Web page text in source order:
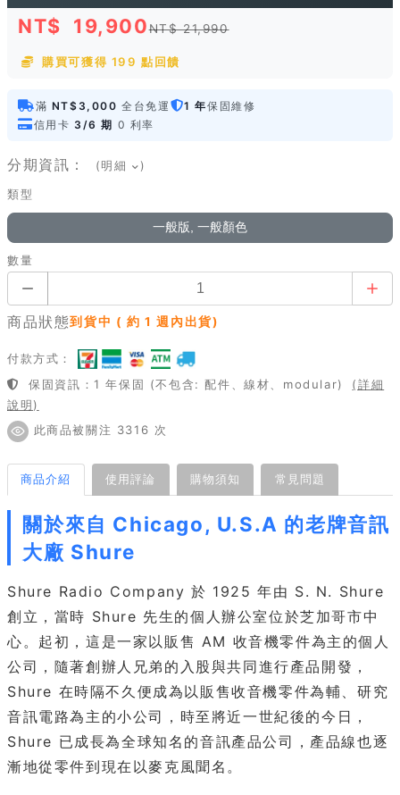
NT$ 19,900NT$ 21,990
購買可獲得 199 點回饋
滿 NT$3,000 全台免運 1 年保固維修
信用卡 3/6 期 0 利率
分期資訊： (明細 )
類型
一般版, 一般顏色
數量
商品狀態到貨中 ( 約 1 週內出貨)
付款方式：
保固資訊：1 年保固 (不包含: 配件、線材、modular)
(詳細
說明)
此商品被關注 3316 次
商品介紹 使用評論 購物須知 常見問題
關於來自 Chicago, U.S.A 的老牌音訊
大廠 Shure
Shure Radio Company 於 1925 年由 S. N. Shure
創立，當時 Shure 先生的個人辦公室位於芝加哥市中
心。起初，這是一家以販售 AM 收音機零件為主的個人
公司，隨著創辦人兄弟的入股與共同進行產品開發，
Shure 在時隔不久便成為以販售收音機零件為輔、研究
音訊電路為主的小公司，時至將近一世紀後的今日，
Shure 已成長為全球知名的音訊產品公司，產品線也逐
漸地從零件到現在以麥克風聞名。